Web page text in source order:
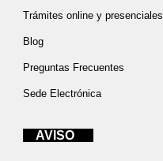
Trámites online y presenciales
Blog
Preguntas Frecuentes
Sede Electrónica
AVISO